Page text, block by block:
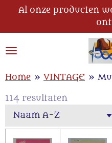
naar
de
Al onze producten
Home » VINTAGE »
114 resultaten